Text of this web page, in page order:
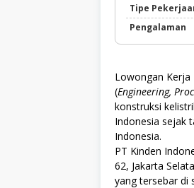
Tipe
Pengalaman
Lowongan Kerja
(Engineering,
konstruksi
Indonesia sejak
Indonesia.
PT Kinden
62, Jakarta
yang tersebar di